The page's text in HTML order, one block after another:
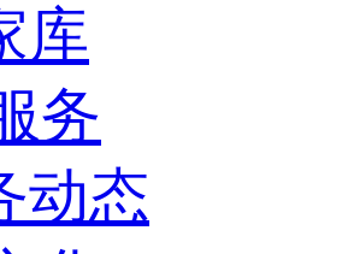
库
务
动态